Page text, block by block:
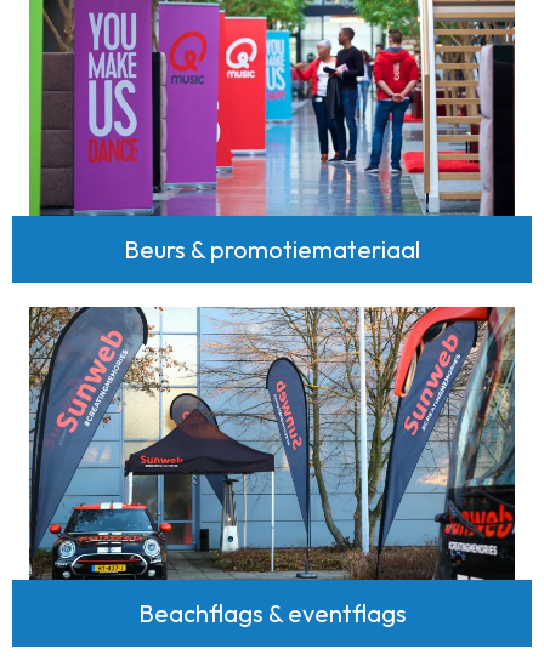
Beurs & promotiemateriaal
Beachflags & eventflags